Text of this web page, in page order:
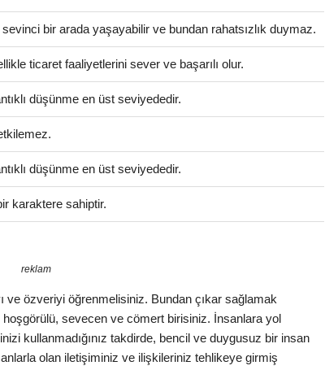
bir arada yaşayabilir ve bundan rahatsızlık duymaz.
ticaret faaliyetlerini sever ve başarılı olur.
düşünme en üst seviyededir.
düşünme en üst seviyededir.
karaktere sahiptir.
reklam
ve özveriyi öğrenmelisiniz. Bundan çıkar sağlamak
hoşgörülü, sevecen ve cömert birisiniz. İnsanlara yol
kullanmadığınız takdirde, bencil ve duygusuz bir insan
olan iletişiminiz ve ilişkileriniz tehlikeye girmiş